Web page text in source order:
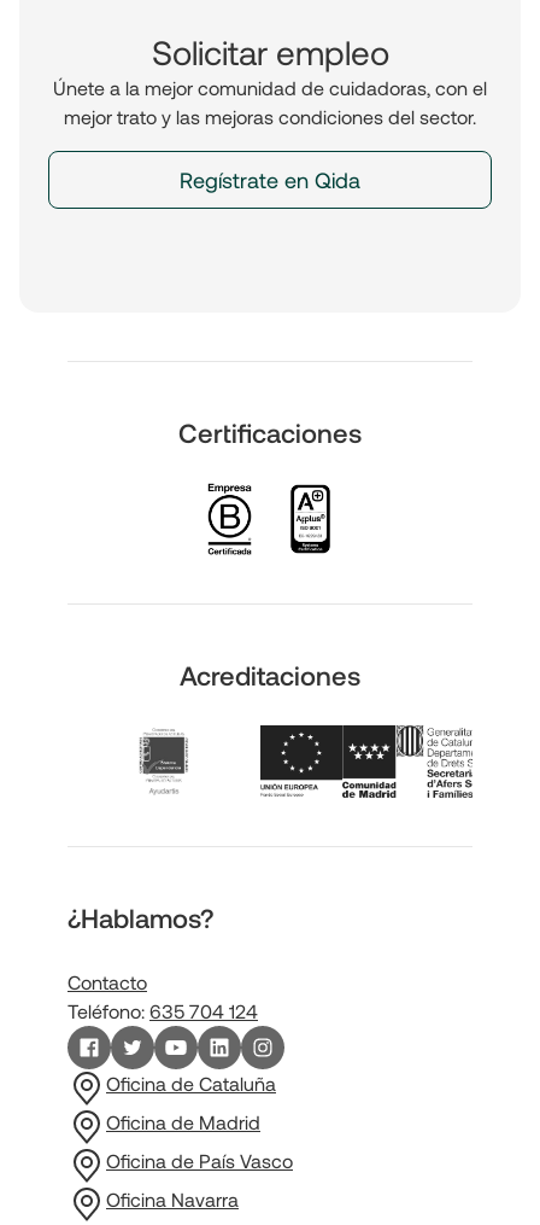
Solicitar empleo
Únete a la mejor comunidad de cuidadoras, con el
mejor trato y las mejoras condiciones del sector.
Regístrate en Qida
Certificaciones
Acreditaciones
¿Hablamos?
Contacto
Teléfono: 635 704 124
Oficina de Cataluña
Oficina de Madrid
Oficina de País Vasco
Oficina Navarra